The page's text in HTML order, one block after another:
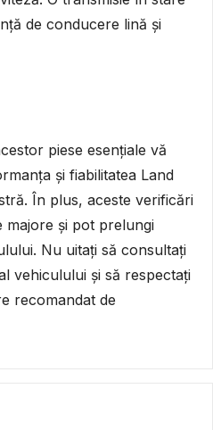
de conducere lină și
piese esențiale vă
și fiabilitatea Land
În plus, aceste verificări
majore și pot prelungi
Nu uitați să consultați
vehiculului și să respectați
recomandat de